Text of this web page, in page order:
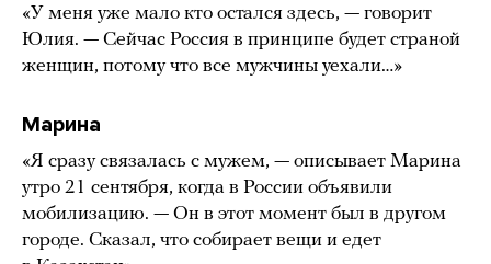
«У меня уже мало кто остался здесь, — говорит
Юлия. — Сейчас Россия в принципе будет страной
женщин, потому что все мужчины уехали…»
Марина
«Я сразу связалась с мужем, — описывает Марина
утро 21 сентября, когда в России объявили
мобилизацию. — Он в этот момент был в другом
городе. Сказал, что собирает вещи и едет